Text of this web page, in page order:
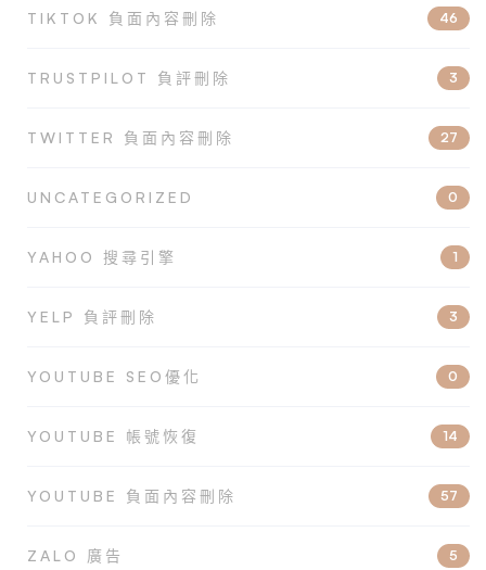
TIKTOK 負面內容刪除 46
TRUSTPILOT 負評刪除 3
TWITTER 負面內容刪除 27
UNCATEGORIZED 0
YAHOO 搜尋引擎 1
YELP 負評刪除 3
YOUTUBE SEO優化 0
YOUTUBE 帳號恢復 14
YOUTUBE 負面內容刪除 57
ZALO 廣告 5